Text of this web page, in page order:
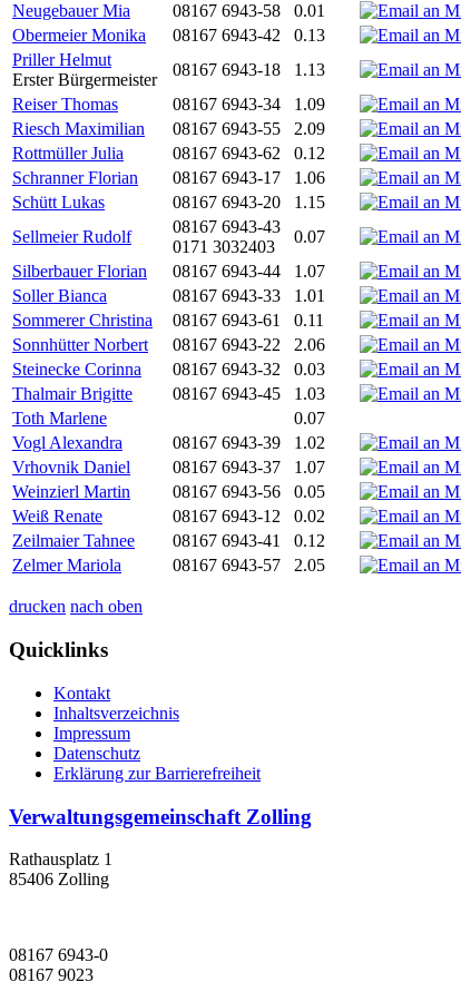
Neugebauer Mia
08167 6943-58 0.01
Obermeier Monika
08167 6943-42 0.13
Priller Helmut
Erster Bürgermeister
08167 6943-18 1.13
Reiser Thomas
08167 6943-34 1.09
Riesch Maximilian
08167 6943-55 2.09
Rottmüller Julia
08167 6943-62 0.12
Schranner Florian
08167 6943-17 1.06
Schütt Lukas
08167 6943-20 1.15
Sellmeier Rudolf
08167 6943-43
0171 3032403
0.07
Silberbauer Florian
08167 6943-44 1.07
Soller Bianca
08167 6943-33 1.01
Sommerer Christina
08167 6943-61 0.11
Sonnhütter Norbert
08167 6943-22 2.06
Steinecke Corinna
08167 6943-32 0.03
Thalmair Brigitte
08167 6943-45 1.03
Toth Marlene
0.07
Vogl Alexandra
08167 6943-39 1.02
Vrhovnik Daniel
08167 6943-37 1.07
Weinzierl Martin
08167 6943-56 0.05
Weiß Renate
08167 6943-12 0.02
Zeilmaier Tahnee
08167 6943-41 0.12
Zelmer Mariola
08167 6943-57 2.05
drucken nach oben
Quicklinks
Kontakt
Inhaltsverzeichnis
Impressum
Datenschutz
Erklärung zur Barrierefreiheit
Verwaltungsgemeinschaft Zolling
Rathausplatz 1
85406 Zolling
08167 6943-0
08167 9023